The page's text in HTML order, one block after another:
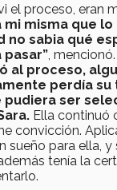
el proceso, eran
mi misma que lo
no sabia qué
, mencionó.
al proceso,
perdía su
pudiera ser
Ella continuó
convicción.
sueño para ella, y
tenía la